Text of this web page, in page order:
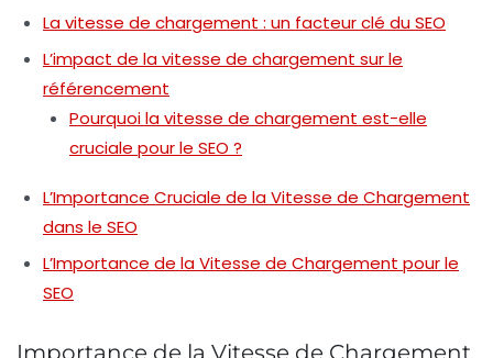
La vitesse de chargement : un facteur clé du SEO
L’impact de la vitesse de chargement sur le
référencement
Pourquoi la vitesse de chargement est-elle
cruciale pour le SEO ?
L’Importance Cruciale de la Vitesse de Chargement
dans le SEO
L’Importance de la Vitesse de Chargement pour le
SEO
Importance de la Vitesse de Chargement